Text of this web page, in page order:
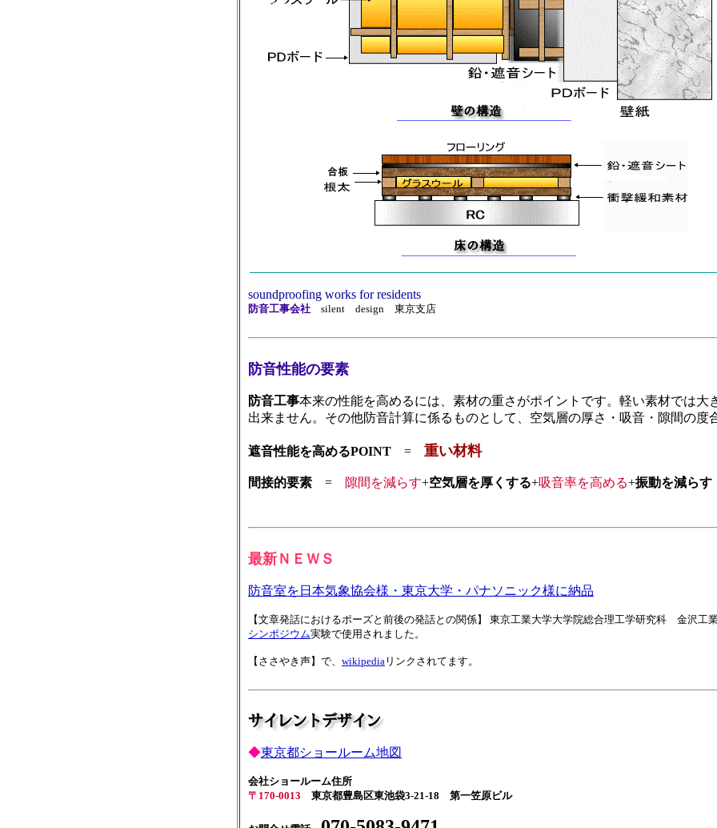
soundproofing works for residents
防音工事会社 silent design 東京支店
防音性能の要素
防音工事本来の性能を高めるには、素材の重さがポイントです。軽い素材では大
出来ません。その他防音計算に係るものとして、空気層の厚さ・吸音・隙間の度
遮音性能を高めるPOINT = 重い材料
間接的要素 = 隙間を減らす+空気層を厚くする+吸音率を高める+振動を減らす
最新ＮＥＷＳ
防音室を日本気象協会様・東京大学・パナソニック様に納品
【文章発話におけるポーズと前後の発話との関係】 東京工業大学大学院総合理工学研究科 金沢工
シンポジウム実験で使用されました。
【ささやき声】で、 wikipedia リンクされてます。
◆東京都ショールーム地図
会社ショールーム住所
〒170-0013
東京都豊島区東池袋3-21-18 第一笠原ビル